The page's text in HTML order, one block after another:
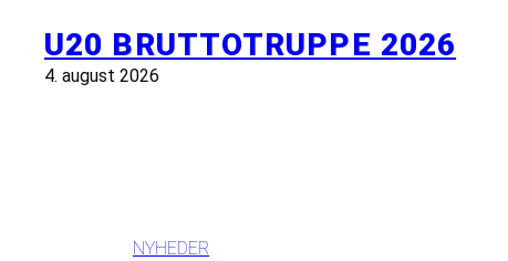
U20 BRUTTOTRUPPE 2026
4. august 2026
NYHEDER